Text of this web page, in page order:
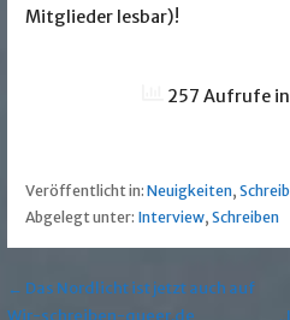
Mitglieder lesbar)!
257 Aufrufe
Veröffentlicht in: Neuigkeiten,
Abgelegt unter: Interview, Schreiben
Beitragsnavigation
← Das Nordlicht ist jetzt auch auf
Wir-schreiben-queer.de